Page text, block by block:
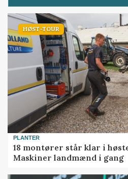
HØST-TOUR
PLANTER
18 montører står klar i
Maskiner landmænd i gang